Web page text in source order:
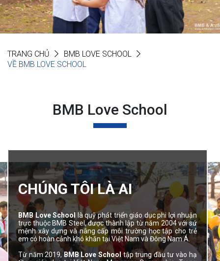
TRANG CHỦ
BMB LOVE SCHOOL
VỀ BMB LOVE SCHOOL
BMB Love School
CHÚNG TÔI LÀ AI
BMB Love School là quỹ phát triển giáo dục phi lợi nhuận
trực thuộc BMB Steel, được thành lập từ năm 2004 với sứ
mệnh xây dựng và nâng cấp môi trường học tập cho trẻ
em có hoàn cảnh khó khăn tại Việt Nam và Đông Nam Á.
Từ năm 2019,BMB Love Schooltập trung đầu tư vào hạ